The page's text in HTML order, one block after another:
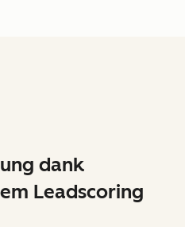
dank
Leadscoring